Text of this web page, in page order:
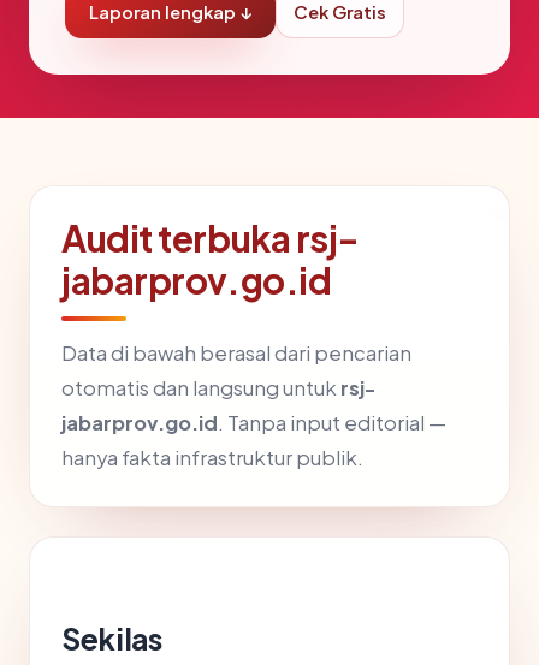
Laporan lengkap ↓ Cek Gratis
Audit terbuka rsj-
jabarprov.go.id
Data di bawah berasal dari pencarian
otomatis dan langsung untukrsj-
jabarprov.go.id. Tanpa input editorial —
hanya fakta infrastruktur publik.
Sekilas